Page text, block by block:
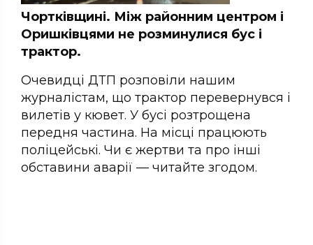
Чортківщині. Між районним центром і
Оришківцями не розминулися бус і
трактор.
Очевидці ДТП розповіли нашим
журналістам, що трактор перевернувся і
вилетів у кювет. У бусі розтрощена
передня частина. На місці працюють
поліцейські. Чи є жертви та про інші
обставини аварії — читайте згодом.